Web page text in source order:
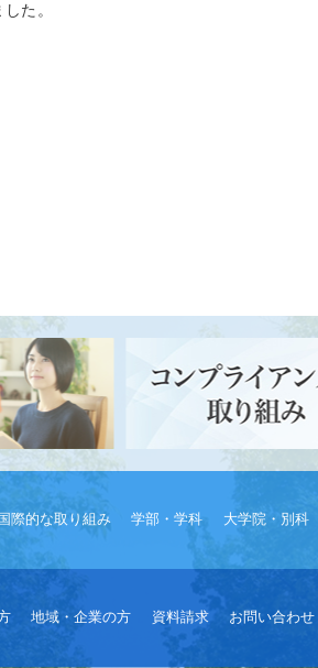
た。
国際的な取り組み 学部・学科 大学院・別科
地域・企業の方 資料請求 お問い合わせ